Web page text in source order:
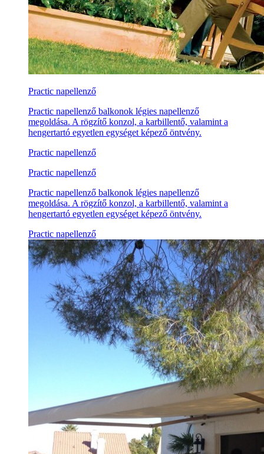
Practic napellenző
Practic napellenző balkonok légies napellenző
megoldása. A rögzítő konzol, a karbillentő, valamint a
hengertartó egyetlen egységet képező öntvény.
Practic napellenző
Practic napellenző
Practic napellenző balkonok légies napellenző
megoldása. A rögzítő konzol, a karbillentő, valamint a
hengertartó egyetlen egységet képező öntvény.
Practic napellenző